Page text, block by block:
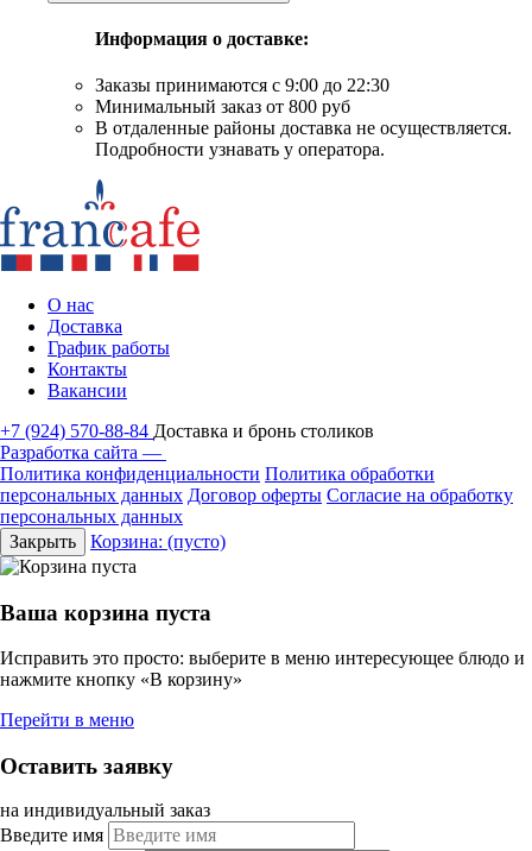
Информация о доставке:
Заказы принимаются с 9:00 до 22:30
Минимальный заказ от 800 руб
В отдаленные районы доставка не осуществляется.
Подробности узнавать у оператора.
О нас
Доставка
График работы
Контакты
Вакансии
+7 (924) 570-88-84 Доставка и бронь столиков
Разработка сайта —
Политика конфиденциальности Политика обработки
персональных данных Договор оферты Согласие на обработку
персональных данных
Закрыть
Корзина: (пусто)
Ваша корзина пуста
Исправить это просто: выберите в меню интересующее блюдо и
нажмите кнопку «В корзину»
Перейти в меню
Оставить заявку
на индивидуальный заказ
Введите имя